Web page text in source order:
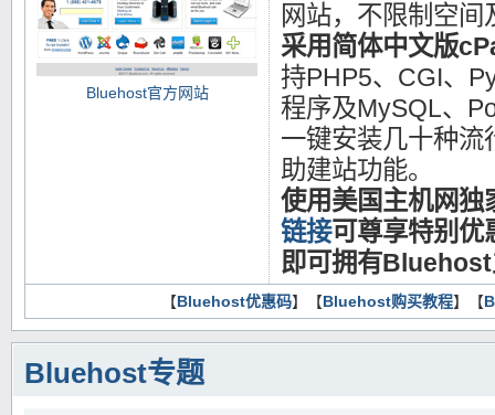
Bluehost官方网站
网站，不限制空间
采用简体中文版
持PHP5、CGI、
程序及MySQL、
一键安装几十种流
助建站功能。
使用美国主机网独
链接可尊享特别优
即可拥有
【Bluehost优惠码】【Bluehost购买教程】【
Bluehost专题